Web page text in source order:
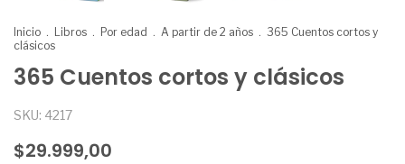
Inicio . Libros . Por edad . A partir de 2 años . 365 Cuentos cortos y
clásicos
365 Cuentos cortos y clásicos
SKU: 4217
$29.999,00